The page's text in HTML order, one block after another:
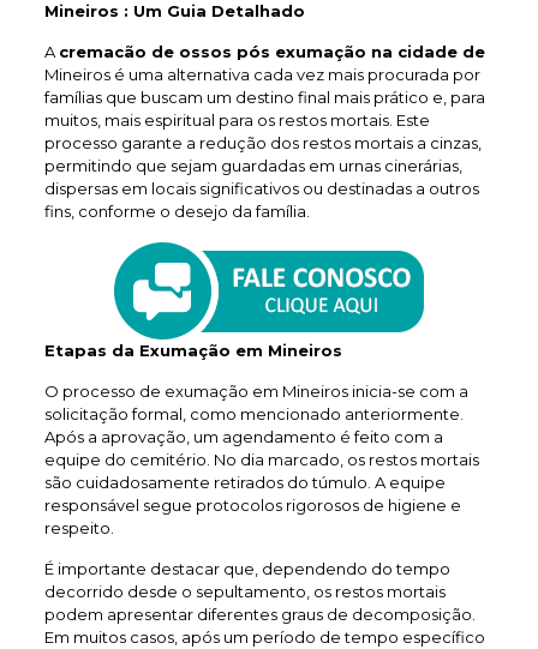
Mineiros : Um Guia Detalhado
A cremacão de ossos pós exumação na cidade de
Mineiros é uma alternativa cada vez mais procurada por
famílias que buscam um destino final mais prático e, para
muitos, mais espiritual para os restos mortais. Este
processo garante a redução dos restos mortais a cinzas,
permitindo que sejam guardadas em urnas cinerárias,
dispersas em locais significativos ou destinadas a outros
fins, conforme o desejo da família.
Etapas da Exumação em Mineiros
O processo de exumação em Mineiros inicia-se com a
solicitação formal, como mencionado anteriormente.
Após a aprovação, um agendamento é feito com a
equipe do cemitério. No dia marcado, os restos mortais
são cuidadosamente retirados do túmulo. A equipe
responsável segue protocolos rigorosos de higiene e
respeito.
É importante destacar que, dependendo do tempo
decorrido desde o sepultamento, os restos mortais
podem apresentar diferentes graus de decomposição.
Em muitos casos, após um período de tempo específico